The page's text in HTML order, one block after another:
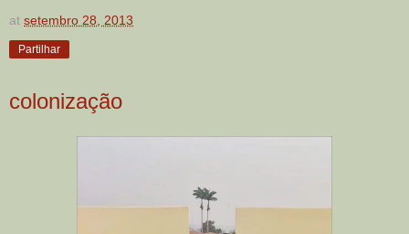
at setembro 28, 2013
Partilhar
colonização